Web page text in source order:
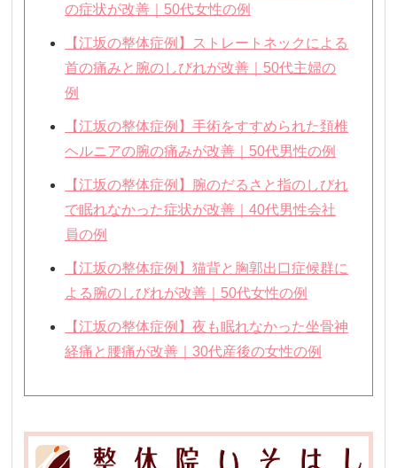
の症状が改善｜50代女性の例
【江坂の整体症例】ストレートネックによる
首の痛みと腕のしびれが改善｜50代主婦の
例
【江坂の整体症例】手術をすすめられた頚椎
ヘルニアの腕の痛みが改善｜50代男性の例
【江坂の整体症例】腕のだるさと指のしびれ
で眠れなかった症状が改善｜40代男性会社
員の例
【江坂の整体症例】猫背と胸郭出口症候群に
よる腕のしびれが改善｜50代女性の例
【江坂の整体症例】夜も眠れなかった坐骨神
経痛と腰痛が改善｜30代産後の女性の例